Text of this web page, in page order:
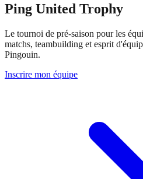
Ping United Trophy
Le tournoi de pré-saison pour les
matchs, teambuilding et esprit
Pingouin.
Inscrire mon équipe